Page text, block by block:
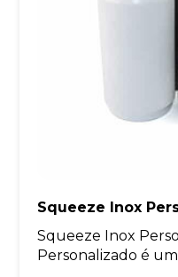
Squeeze Inox
Squeeze Inox
Personalizado é